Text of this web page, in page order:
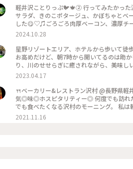
軽井沢ことりっぷ🐦️🍁② 行ってみたかった
サラダ、きのこポタージュ、かぼちゃとベ
した😋♡♫ごろごろ肉厚ベーコン、濃厚チ
ーケースは横に長〜くてパンの品揃えも
😊💓 #沢村ベーカリー #ベーカリー＆レス
ツォーネ #ベーカリー #軽井沢 #限定 #軽
2024.10.28
星野リゾートエリア、ホテルから歩いて徒
お高めだけど、朝7時から開いてるのは助かりま
2023.04.17
🍴ベーカリー&レストラン沢村 @長野県軽井沢 《私史上、最幸な朝
気◎味◎ホスピタリティー◎ 何度でも訪れ
でも食べたくなる沢村のモーニング。 私
落ち着ける空間です。 #軽井沢 #軽井沢モーニング #軽井沢カフェ #軽井沢パン #パン #モーニング #私のこと
りっぷ
2021.11.16